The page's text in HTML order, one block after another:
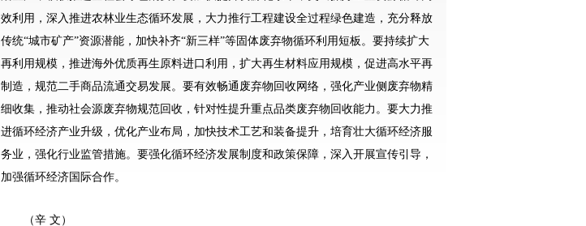
效利用，深入推进农林业生态循环发展，大力推行工程建设全过程绿色建造，充分释放
传统“城市矿产”资源潜能，加快补齐“新三样”等固体废弃物循环利用短板。要持续扩大
再利用规模，推进海外优质再生原料进口利用，扩大再生材料应用规模，促进高水平再
制造，规范二手商品流通交易发展。要有效畅通废弃物回收网络，强化产业侧废弃物精
细收集，推动社会源废弃物规范回收，针对性提升重点品类废弃物回收能力。要大力推
进循环经济产业升级，优化产业布局，加快技术工艺和装备提升，培育壮大循环经济服
务业，强化行业监管措施。要强化循环经济发展制度和政策保障，深入开展宣传引导，
加强循环经济国际合作。
（辛 文）